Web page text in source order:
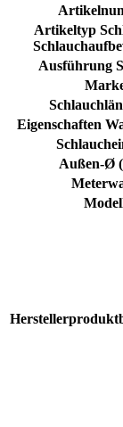
Artikeltyp
Ausführung
Eigenschaften
Außen-Ø